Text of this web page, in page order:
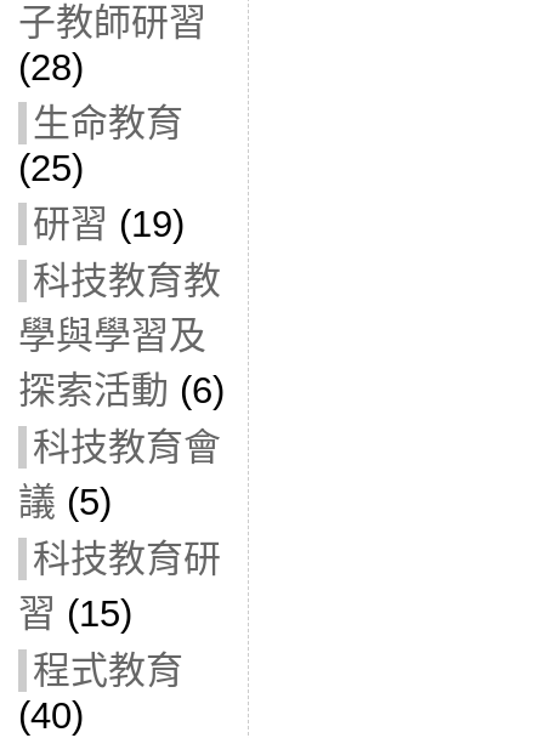
子教師研習
(28)
生命教育
(25)
研習 (19)
科技教育教
學與學習及
探索活動 (6)
科技教育會
議 (5)
科技教育研
習 (15)
程式教育
(40)